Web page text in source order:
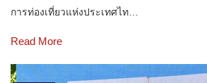
การท่องเที่ยวแห่งประเทศไท…
Read More